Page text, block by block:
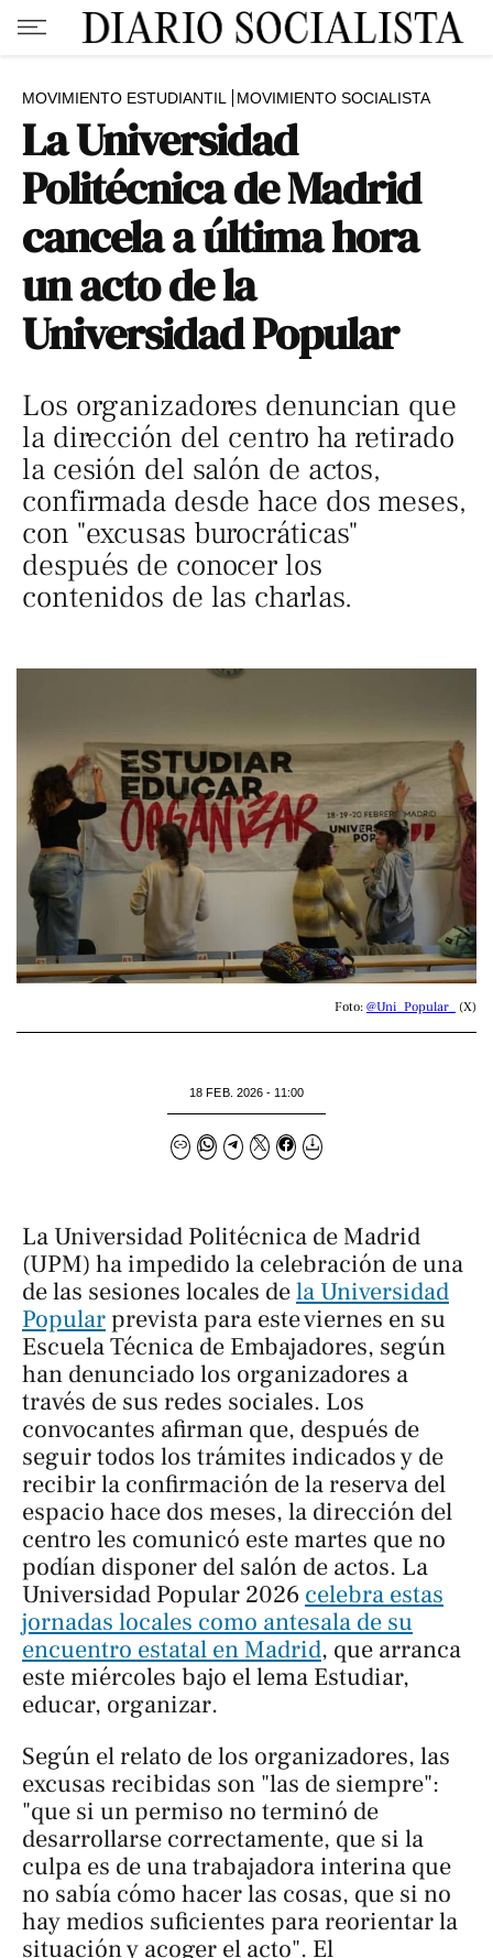
MOVIMIENTO ESTUDIANTIL MOVIMIENTO SOCIALISTA
La Universidad
Politécnica de Madrid
cancela a última hora
un acto de la
Universidad Popular
Los organizadores denuncian que
la dirección del centro ha retirado
la cesión del salón de actos,
confirmada desde hace dos meses,
con "excusas burocráticas"
después de conocer los
contenidos de las charlas.
Foto: @Uni_Popular_ (X)
18 FEB. 2026 - 11:00
La Universidad Politécnica de Madrid
(UPM) ha impedido la celebración de una
de las sesiones locales dela Universidad
Popular prevista para este viernes en su
Escuela Técnica de Embajadores, según
han denunciado los organizadores a
través de sus redes sociales. Los
convocantes afirman que, después de
seguir todos los trámites indicados y de
recibir la confirmación de la reserva del
espacio hace dos meses, la dirección del
centro les comunicó este martes que no
podían disponer del salón de actos. La
Universidad Popular 2026 celebra estas
jornadas locales como antesala de su
encuentro estatal en Madrid, que arranca
este miércoles bajo el lema Estudiar,
educar, organizar.
Según el relato de los organizadores, las
excusas recibidas son "las de siempre":
"que si un permiso no terminó de
desarrollarse correctamente, que si la
culpa es de una trabajadora interina que
no sabía cómo hacer las cosas, que si no
hay medios suficientes para reorientar la
situación y acoger el acto". El